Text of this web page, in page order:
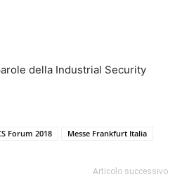
della Industrial Security
Forum 2018 Messe Frankfurt Italia
Articolo successivo